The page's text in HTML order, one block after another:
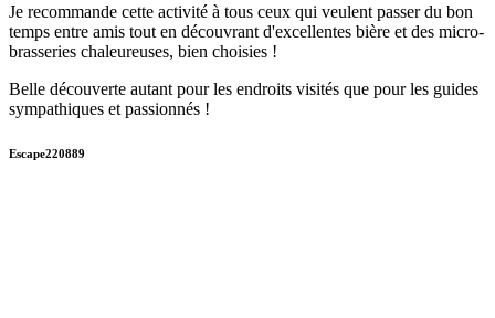
Je recommande cette activité à tous ceux qui veulent passer du bon
temps entre amis tout en découvrant d'excellentes bière et des micro-
brasseries chaleureuses, bien choisies !
Belle découverte autant pour les endroits visités que pour les guides
sympathiques et passionnés !
Escape220889